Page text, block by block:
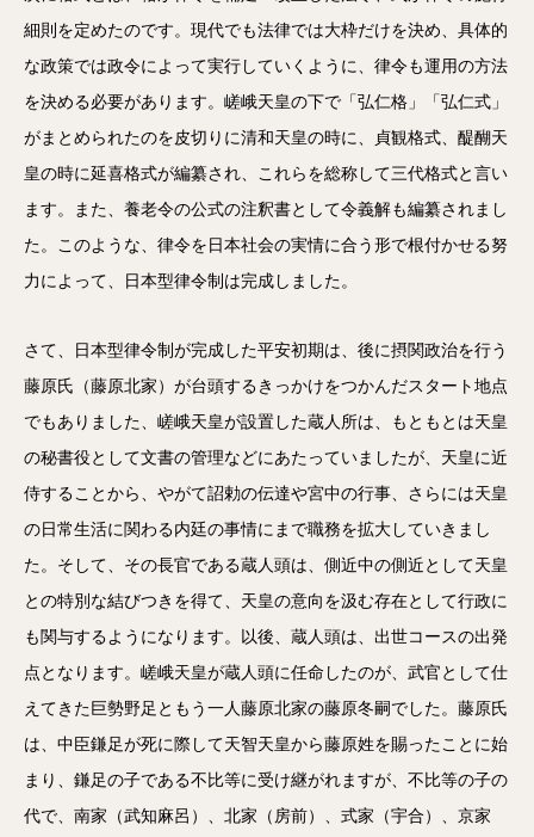
細則を定めたのです。現代でも法律では大枠だけを決め、具体的
な政策では政令によって実行していくように、律令も運用の方法
を決める必要があります。嵯峨天皇の下で「弘仁格」「弘仁式」
がまとめられたのを皮切りに清和天皇の時に、貞観格式、醍醐天
皇の時に延喜格式が編纂され、これらを総称して三代格式と言い
ます。また、養老令の公式の注釈書として令義解も編纂されまし
た。このような、律令を日本社会の実情に合う形で根付かせる努
力によって、日本型律令制は完成しました。
さて、日本型律令制が完成した平安初期は、後に摂関政治を行う
藤原氏（藤原北家）が台頭するきっかけをつかんだスタート地点
でもありました、嵯峨天皇が設置した蔵人所は、もともとは天皇
の秘書役として文書の管理などにあたっていましたが、天皇に近
侍することから、やがて詔勅の伝達や宮中の行事、さらには天皇
の日常生活に関わる内廷の事情にまで職務を拡大していきまし
た。そして、その長官である蔵人頭は、側近中の側近として天皇
との特別な結びつきを得て、天皇の意向を汲む存在として行政に
も関与するようになります。以後、蔵人頭は、出世コースの出発
点となります。嵯峨天皇が蔵人頭に任命したのが、武官として仕
えてきた巨勢野足ともう一人藤原北家の藤原冬嗣でした。藤原氏
は、中臣鎌足が死に際して天智天皇から藤原姓を賜ったことに始
まり、鎌足の子である不比等に受け継がれますが、不比等の子の
代で、南家（武知麻呂）、北家（房前）、式家（宇合）、京家